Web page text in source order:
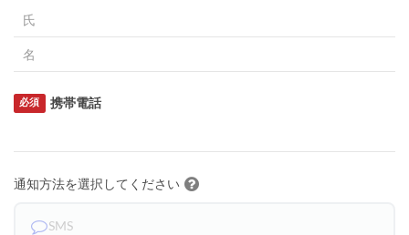
携帯電話
必須
通知方法を選択してください
SMS